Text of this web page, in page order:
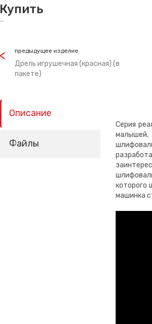
Купить
предыдущее изделие
Дрель игрушечная (красная) (в
пакете)
Описание
Файлы
Серия
которого
машинка